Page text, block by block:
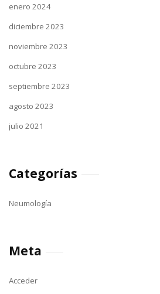
enero 2024
diciembre 2023
noviembre 2023
octubre 2023
septiembre 2023
agosto 2023
julio 2021
Categorías
Neumología
Meta
Acceder